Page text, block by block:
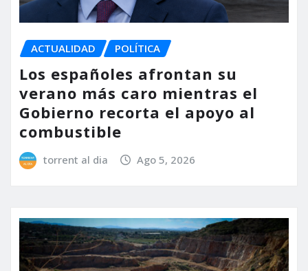
ACTUALIDAD POLÍTICA
Los españoles afrontan su
verano más caro mientras el
Gobierno recorta el apoyo al
combustible
torrent al dia Ago 5, 2026